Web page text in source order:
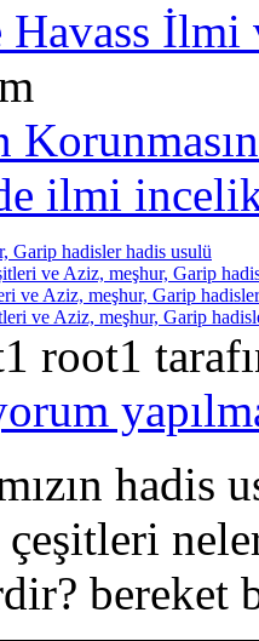
İlmi
ilmi
Garip hadisler hadis usulü
ve Aziz, meşhur, Garip
ve Aziz, meşhur, Garip
ve Aziz, meşhur, Garip
root1
hadis
bereket